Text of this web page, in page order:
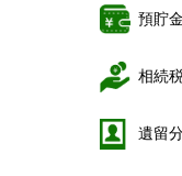
預貯
相続
遺留